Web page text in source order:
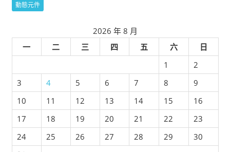
動態元件
2026 年 8 月
一
二 三 四 五 六
日
1
2
3
4 5 6 7 8
9
10
11 12 13 14 15
16
17
18 19 20 21 22
23
24
25 26 27 28 29
30